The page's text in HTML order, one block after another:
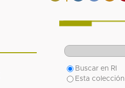
Buscar en RI
Esta colección